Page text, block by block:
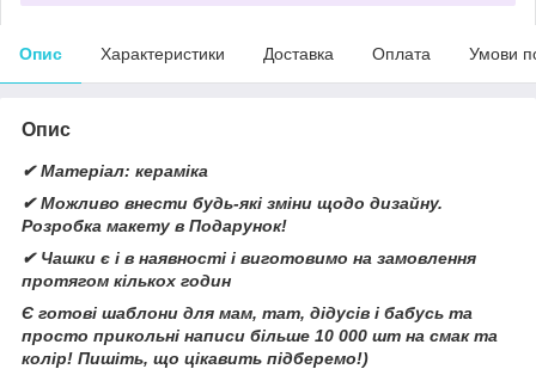
Опис Характеристики Доставка Оплата Умови
Опис
✔ Матеріал: кераміка
✔ Можливо внести будь-які зміни щодо дизайну.
Розробка макету в Подарунок!
✔ Чашки є і в наявності і виготовимо на замовлення
протягом кількох годин
Є готові шаблони для мам, тат, дідусів і бабусь та
просто прикольні написи більше 10 000 шт на смак та
колір! Пишіть, що цікавить підберемо!)